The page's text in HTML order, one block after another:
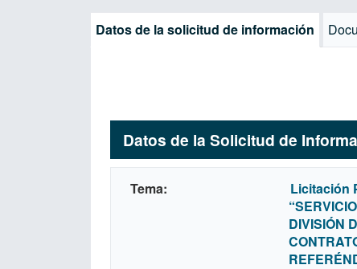
Datos de la solicitud de información
Datos de la Solicitud de
Tema
Licitación
DIVISIÓN